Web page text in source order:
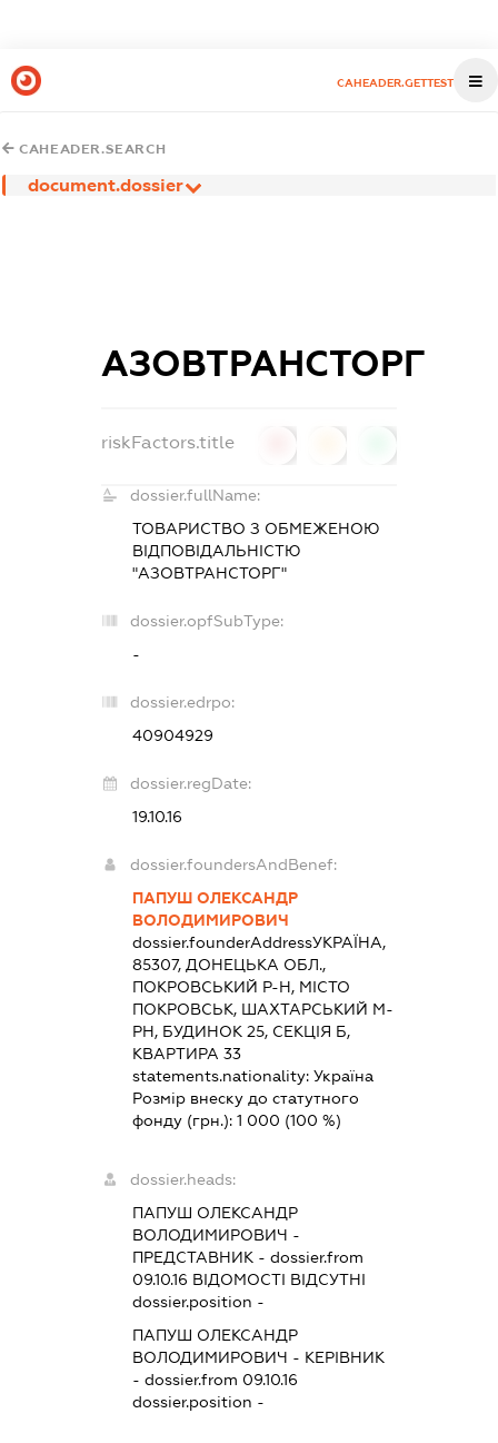
CAHEADER.GETTEST
CAHEADER.SEARCH
document.dossier
АЗОВТРАНСТОРГ
riskFactors.title
dossier.fullName:
ТОВАРИСТВО З ОБМЕЖЕНОЮ
ВІДПОВІДАЛЬНІСТЮ
"АЗОВТРАНСТОРГ"
dossier.opfSubType:
-
dossier.edrpo:
40904929
dossier.regDate:
19.10.16
dossier.foundersAndBenef:
ПАПУШ ОЛЕКСАНДР
ВОЛОДИМИРОВИЧ
dossier.founderAddressУКРАЇНА,
85307, ДОНЕЦЬКА ОБЛ.,
ПОКРОВСЬКИЙ Р-Н, МІСТО
ПОКРОВСЬК, ШАХТАРСЬКИЙ М-
РН, БУДИНОК 25, СЕКЦІЯ Б,
КВАРТИРА 33
statements.nationality:Україна
Розмір внеску до статутного
фонду (грн.):1 000 (100 %)
dossier.heads:
ПАПУШ ОЛЕКСАНДР
ВОЛОДИМИРОВИЧ -
ПРЕДСТАВНИК - dossier.from
09.10.16 ВІДОМОСТІ ВІДСУТНІ
dossier.position -
ПАПУШ ОЛЕКСАНДР
ВОЛОДИМИРОВИЧ - КЕРІВНИК
- dossier.from 09.10.16
dossier.position -